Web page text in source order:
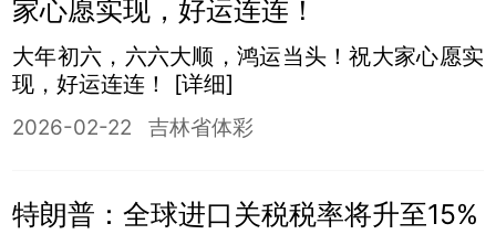
家心愿实现，好运连连！
大年初六，六六大顺，鸿运当头！祝大家心愿实
现，好运连连！ [详细]
2026-02-22 吉林省体彩
特朗普：全球进口关税税率将升至15%